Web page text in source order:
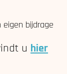
eigen bijdrage
u hier